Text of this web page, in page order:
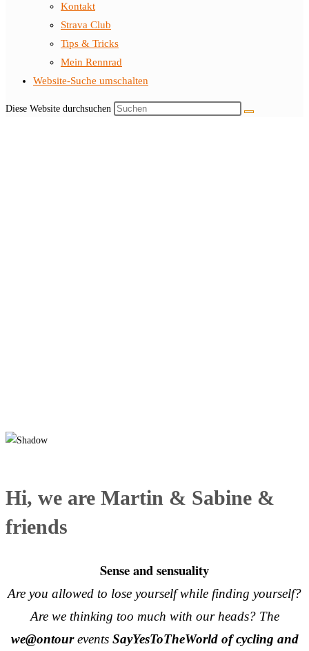
Kontakt
Strava Club
Tips & Tricks
Mein Rennrad
Website-Suche umschalten
Diese Website durchsuchen
Hi, we are Martin & Sabine &
friends
Sense and sensuality
Are you allowed to lose yourself while finding yourself?
Are we thinking too much with our heads? The
we@ontourevents SayYesToTheWorld of cycling and